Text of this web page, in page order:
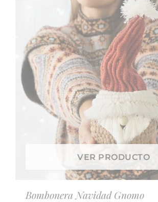
VER PRODUCTO
Bombonera Navidad Gnomo